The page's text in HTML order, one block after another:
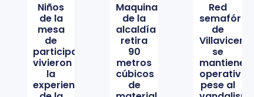
Niños
de la
mesa
de
participación
vivieron
la
experiencia
Maquinaria
de la
alcaldía
retira
90
metros
cúbicos
de
Red
semafórica
de
Villavicencio
se
mantiene
operativa
pese al